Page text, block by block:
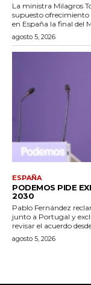
La ministra Milagros
supuesto
en España la final del
agosto 5, 2026
ESPAÑA
PODEMOS PIDE
2030
Pablo Fernández
junto a Portugal y
revisar el acuerdo
agosto 5, 2026